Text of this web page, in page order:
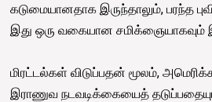
கடுமையானதாக இருந்தாலும், பரந்த
இது ஒரு வகையான சமிக்ஞையாகவும்
மிரட்டல்கள் விடுப்பதன் மூலம்,
இராணுவ நடவடிக்கையைத்